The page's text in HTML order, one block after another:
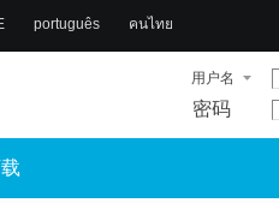
português คนไทย
用户名
密码